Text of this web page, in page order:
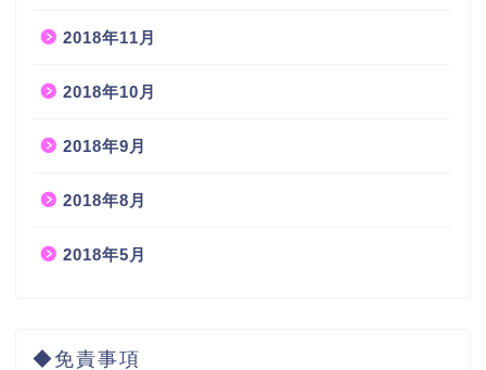
2018年11月
2018年10月
2018年9月
2018年8月
2018年5月
◆免責事項